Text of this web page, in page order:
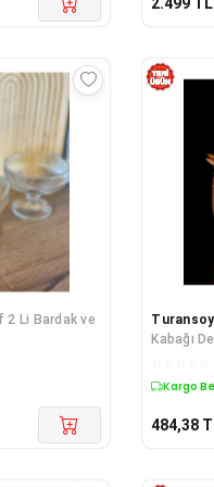
Li Bardak ve
Kabağı
Kutusu
Kargo
484,38